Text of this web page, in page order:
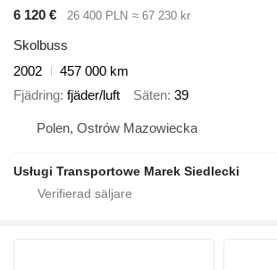
6 120 €
26 400 PLN ≈ 67 230 kr
Skolbuss
2002
457 000 km
Fjädring fjäder/luft Säten 39
Polen, Ostrów Mazowiecka
Usługi Transportowe Marek Siedlecki